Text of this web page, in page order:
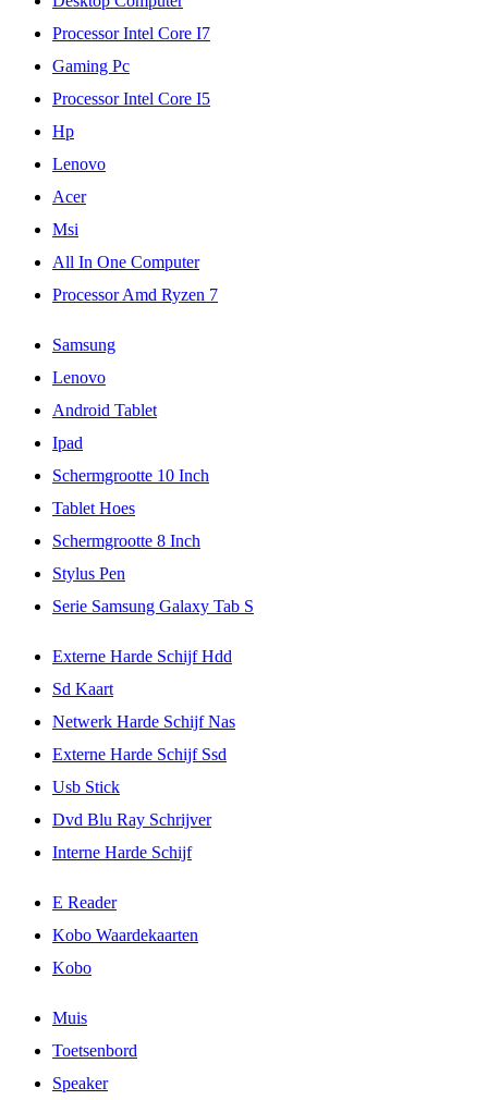
Processor Intel Core I7
Gaming Pc
Processor Intel Core I5
Hp
Lenovo
Acer
Msi
All In One Computer
Processor Amd Ryzen 7
Samsung
Lenovo
Android Tablet
Ipad
Schermgrootte 10 Inch
Tablet Hoes
Schermgrootte 8 Inch
Stylus Pen
Serie Samsung Galaxy Tab S
Externe Harde Schijf Hdd
Sd Kaart
Netwerk Harde Schijf Nas
Externe Harde Schijf Ssd
Usb Stick
Dvd Blu Ray Schrijver
Interne Harde Schijf
E Reader
Kobo Waardekaarten
Kobo
Muis
Toetsenbord
Speaker